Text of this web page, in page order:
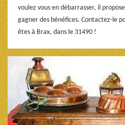
voulez vous en débarrasser, il
gagner des bénéfices. Contactez-le
êtes à Brax, dans le 31490 !